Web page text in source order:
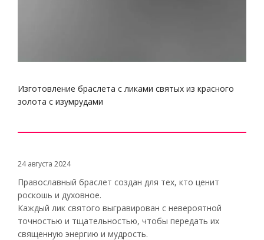
Изготовление браслета с ликами святых из красного
золота с изумрудами
24 августа 2024
Православный браслет создан для тех, кто ценит
роскошь и духовное.
Каждый лик святого выгравирован с невероятной
точностью и тщательностью, чтобы передать их
священную энергию и мудрость.